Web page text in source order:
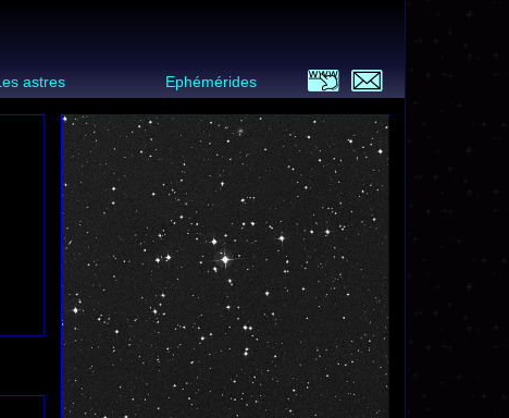
astres Ephémérides